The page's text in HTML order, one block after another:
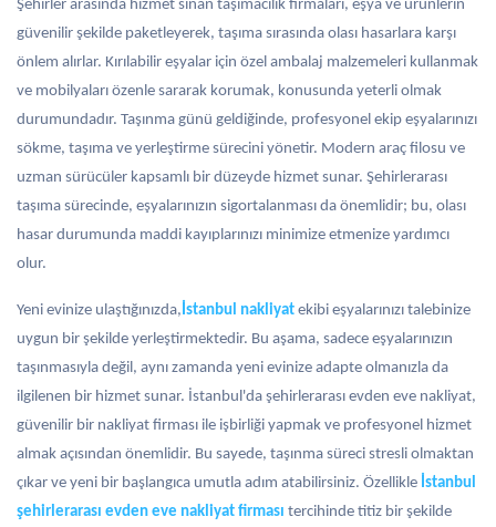
Şehirler arasında hizmet sınan taşımacılık firmaları, eşya ve ürünlerin
güvenilir şekilde paketleyerek, taşıma sırasında olası hasarlara karşı
önlem alırlar. Kırılabilir eşyalar için özel ambalaj malzemeleri kullanmak
ve mobilyaları özenle sararak korumak, konusunda yeterli olmak
durumundadır. Taşınma günü geldiğinde, profesyonel ekip eşyalarınızı
sökme, taşıma ve yerleştirme sürecini yönetir. Modern araç filosu ve
uzman sürücüler kapsamlı bir düzeyde hizmet sunar. Şehirlerarası
taşıma sürecinde, eşyalarınızın sigortalanması da önemlidir; bu, olası
hasar durumunda maddi kayıplarınızı minimize etmenize yardımcı
olur.
Yeni evinize ulaştığınızda,İstanbul nakliyat ekibi eşyalarınızı talebinize
uygun bir şekilde yerleştirmektedir. Bu aşama, sadece eşyalarınızın
taşınmasıyla değil, aynı zamanda yeni evinize adapte olmanızla da
ilgilenen bir hizmet sunar. İstanbul'da şehirlerarası evden eve nakliyat,
güvenilir bir nakliyat firması ile işbirliği yapmak ve profesyonel hizmet
almak açısından önemlidir. Bu sayede, taşınma süreci stresli olmaktan
çıkar ve yeni bir başlangıca umutla adım atabilirsiniz. Özellikle İstanbul
şehirlerarası evden eve nakliyat firması tercihinde titiz bir şekilde